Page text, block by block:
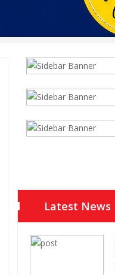
Latest News